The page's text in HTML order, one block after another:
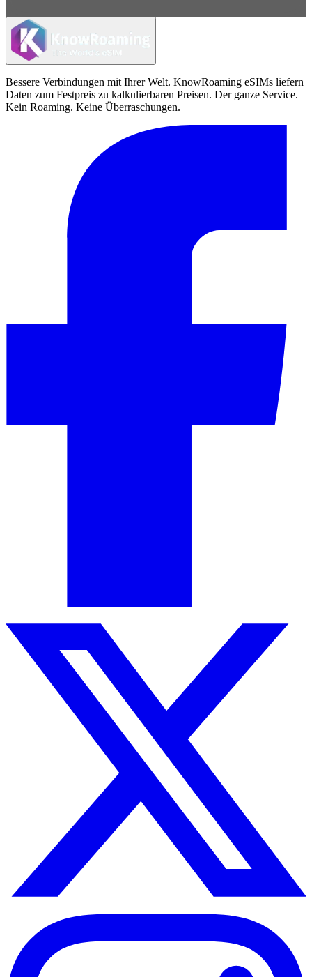
Bessere Verbindungen mit Ihrer Welt. KnowRoaming eSIMs liefern
Daten zum Festpreis zu kalkulierbaren Preisen. Der ganze Service.
Kein Roaming. Keine Überraschungen.